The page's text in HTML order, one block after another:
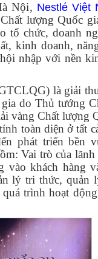
Nội, Nestlé Việt
lượng Quốc
tổ chức, doanh
kinh doanh,
nhập với nền
là giải
do Thủ tướng
vàng Chất lượng
toàn diện ở tất
phát triển bền
Vai trò của lãnh
vào khách hàng
lý tri thức, quản
trình hoạt